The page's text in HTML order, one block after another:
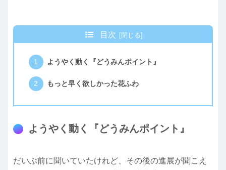
目次
ようやく動く『どうみんポイント』
もっと早く欲しかった花ふわ
ようやく動く『どうみんポイント』
だいぶ前に聞いていたけれど、その後の進展が聞こえ